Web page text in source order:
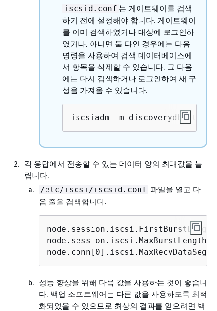
iscsid.conf 는 게이트웨이를 검색
하기 전에 설정해야 합니다. 게이트웨이
를 이미 검색하였거나 대상에 로그인하
였거나, 아니면 둘 다인 경우에는 다음
명령을 사용하여 검색 데이터베이스에
서 항목을 삭제할 수 있습니다. 그 다음
에는 다시 검색하거나 로그인하여 새 구
성을 가져올 수 있습니다.
iscsiadm -m discoverydb -t
각 응답에서 전송할 수 있는 데이터 양의 최대값을 늘
립니다.
/etc/iscsi/iscsid.conf 파일을 열고 다
음 줄을 검색합니다.
node.session.iscsi.MaxBurstLength
성능 향상을 위해 다음 값을 사용하는 것이 좋습니
다. 백업 소프트웨어는 다른 값을 사용하도록 최적
화되었을 수 있으므로 최상의 결과를 얻으려면 백